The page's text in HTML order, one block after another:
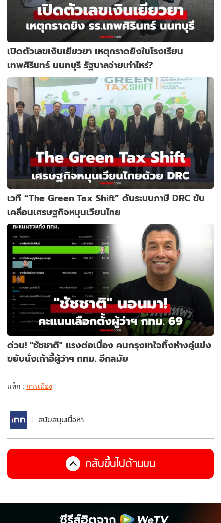
เปิดตัวเลขเงินเยียวยา เหตุกราดยิงในโรงเรียน
เทพศิรินทร์ นนทบุรี รัฐบาลจ่ายเท่าไหร่?
เวที “The Green Tax Shift” ดันระบบภาษี DRC ขับ
เคลื่อนเศรษฐกิจหมุนเวียนไทย
ด่วน! "ชัชชาติ" แรงต่อเนื่อง คนกรุงเทใจทิ้งห่างคู่แข่ง
ขยับนั่งเก้าอี้ผู้ว่าฯ กทม. อีกสมัย
แท็ก : การเมือง
สนับสนุนเนื้อหา
กลับขึ้นไปด้านบน
ซีรีส์ฮิตจาก